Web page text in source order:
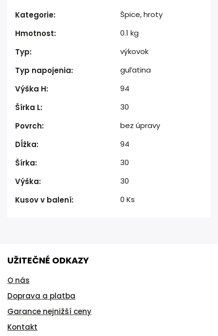
Kategorie:
Špice, hroty
Hmotnost:
0.1 kg
Typ:
výkovok
Typ napojenia:
guľatina
Výška H:
94
Šírka L:
30
Povrch:
bez úpravy
Dĺžka:
94
Šírka:
30
Výška:
30
Kusov v balení: 0 Ks
UŽITEČNÉ ODKAZY
O nás
Doprava a platba
Garance nejnižší ceny
Kontakt